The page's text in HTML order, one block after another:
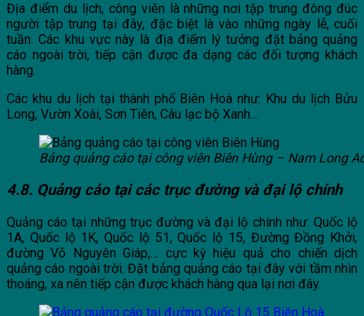
Địa điểm du lịch, công viên là những nơi tập trung đông đúc
người tập trung tại đây, đặc biệt là vào những ngày lễ, cuối
tuần. Các khu vực này là địa điểm lý tưởng đặt bảng quảng
cáo ngoài trời, tiếp cận được đa dạng các đối tượng khách
hàng.
Các khu du lịch tại thành phố Biên Hoà như: Khu du lịch Bửu
Long, Vườn Xoài, Sơn Tiên, Câu lạc bộ Xanh…
Bảng quảng cáo tại công viên Biên Hùng – Nam Long
4.8. Quảng cáo tại các trục đường và đại lộ chính
Quảng cáo tại những trục đường và đại lộ chính như: Quốc lộ
1A, Quốc lộ 1K, Quốc lộ 51, Quốc lộ 15, Đường Đồng Khởi,
đường Võ Nguyên Giáp,… cực kỳ hiệu quả cho chiến dịch
quảng cáo ngoài trời. Đặt bảng quảng cáo tại đây với tầm nhìn
thoáng, xa nên tiếp cận được khách hàng qua lại nơi đây.